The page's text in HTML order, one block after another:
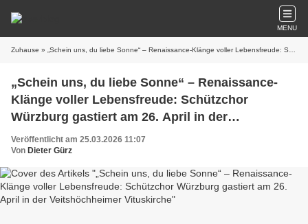
MENU
Zuhause » „Schein uns, du liebe Sonne“ – Renaissance-Klänge voller Lebensfreude: Schützchor Würzburg gastiert am 26. April in der Veitshöchheimer Vituskirche
„Schein uns, du liebe Sonne“ – Renaissance-
Klänge voller Lebensfreude: Schützchor
Würzburg gastiert am 26. April in der
Veitshöchheimer Vituskirche
Veröffentlicht am 25.03.2026 11:07
Von Dieter Gürz